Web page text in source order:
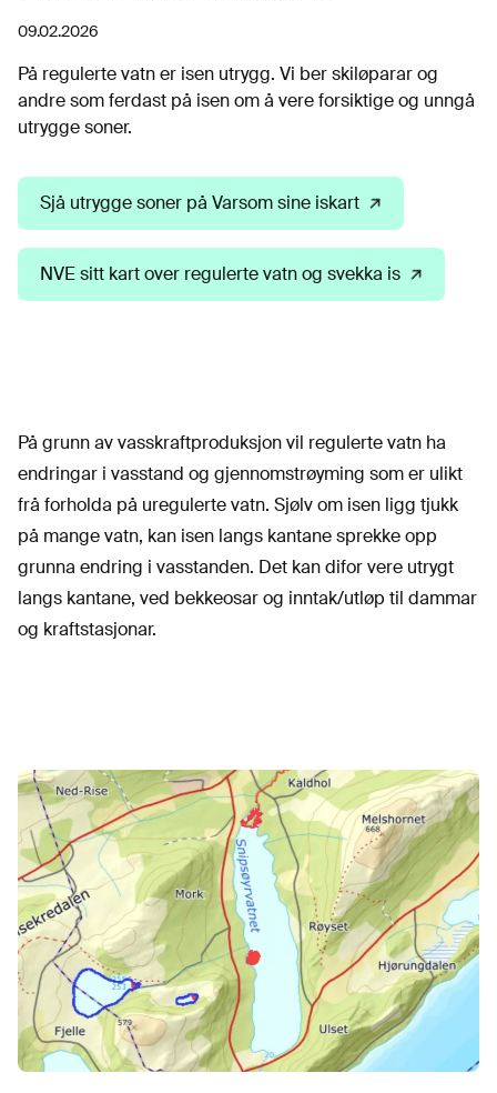
09.02.2026
På regulerte vatn er isen utrygg. Vi ber skiløparar og
andre som ferdast på isen om å vere forsiktige og unngå
utrygge soner.
Sjå utrygge soner på Varsom sine iskart
NVE sitt kart over regulerte vatn og svekka is
På grunn av vasskraftproduksjon vil regulerte vatn ha
endringar i vasstand og gjennomstrøyming som er ulikt
frå forholda på uregulerte vatn. Sjølv om isen ligg tjukk
på mange vatn, kan isen langs kantane sprekke opp
grunna endring i vasstanden. Det kan difor vere utrygt
langs kantane, ved bekkeosar og inntak/utløp til dammar
og kraftstasjonar.